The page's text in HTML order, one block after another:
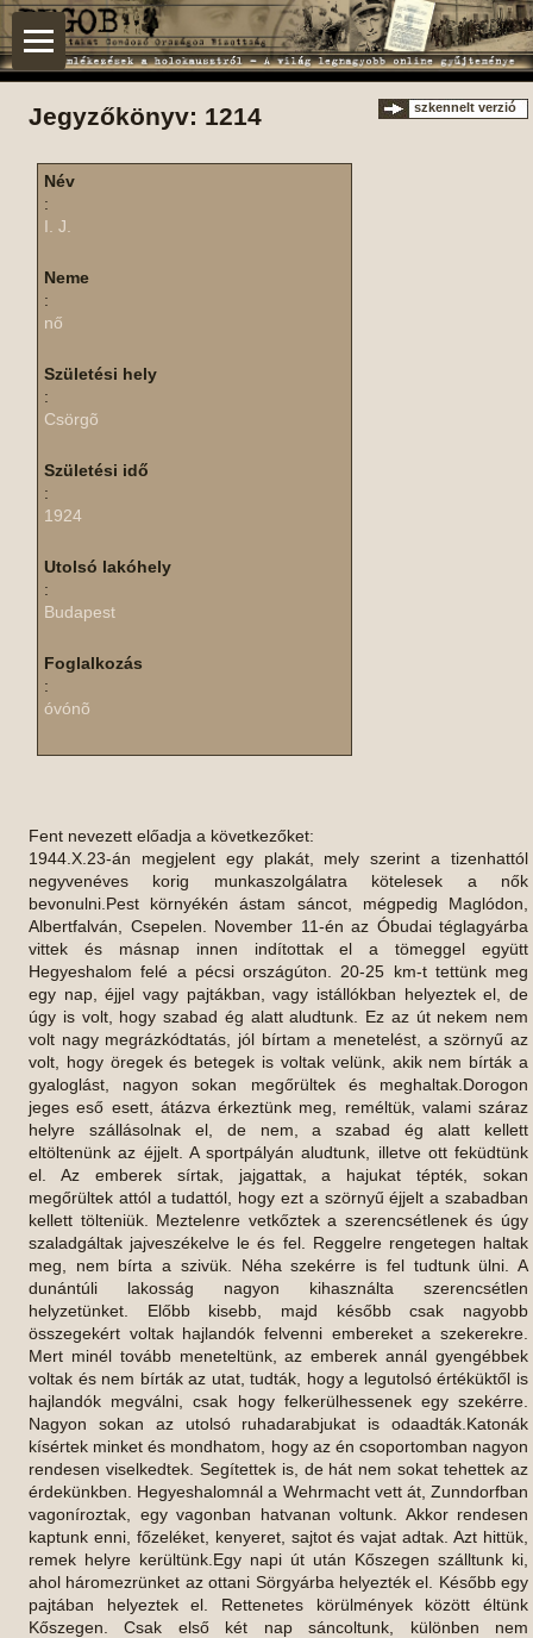
Jegyzőkönyv: 1214 szkennelt verzió
Név
:
I. J.
Neme
:
nő
Születési hely
:
Csörgõ
Születési idő
:
1924
Utolsó lakóhely
:
Budapest
Foglalkozás
:
óvónõ
Fent nevezett előadja a következőket:
1944.X.23-án megjelent egy plakát, mely szerint a tizenhattól
negyvenéves korig munkaszolgálatra kötelesek a nők
bevonulni.Pest környékén ástam sáncot, mégpedig Maglódon,
Albertfalván, Csepelen. November 11-én az Óbudai téglagyárba
vittek és másnap innen indítottak el a tömeggel együtt
Hegyeshalom felé a pécsi országúton. 20-25 km-t tettünk meg
egy nap, éjjel vagy pajtákban, vagy istállókban helyeztek el, de
úgy is volt, hogy szabad ég alatt aludtunk. Ez az út nekem nem
volt nagy megrázkódtatás, jól bírtam a menetelést, a szörnyű az
volt, hogy öregek és betegek is voltak velünk, akik nem bírták a
gyaloglást, nagyon sokan megőrültek és meghaltak.Dorogon
jeges eső esett, átázva érkeztünk meg, reméltük, valami száraz
helyre szállásolnak el, de nem, a szabad ég alatt kellett
eltöltenünk az éjjelt. A sportpályán aludtunk, illetve ott feküdtünk
el. Az emberek sírtak, jajgattak, a hajukat tépték, sokan
megőrültek attól a tudattól, hogy ezt a szörnyű éjjelt a szabadban
kellett tölteniük. Meztelenre vetkőztek a szerencsétlenek és úgy
szaladgáltak jajveszékelve le és fel. Reggelre rengetegen haltak
meg, nem bírta a szivük. Néha szekérre is fel tudtunk ülni. A
dunántúli lakosság nagyon kihasználta szerencsétlen
helyzetünket. Előbb kisebb, majd később csak nagyobb
összegekért voltak hajlandók felvenni embereket a szekerekre.
Mert minél tovább meneteltünk, az emberek annál gyengébbek
voltak és nem bírták az utat, tudták, hogy a legutolsó értéküktől is
hajlandók megválni, csak hogy felkerülhessenek egy szekérre.
Nagyon sokan az utolsó ruhadarabjukat is odaadták.Katonák
kísértek minket és mondhatom, hogy az én csoportomban nagyon
rendesen viselkedtek. Segítettek is, de hát nem sokat tehettek az
érdekünkben. Hegyeshalomnál a Wehrmacht vett át, Zunndorfban
vagoníroztak, egy vagonban hatvanan voltunk. Akkor rendesen
kaptunk enni, főzeléket, kenyeret, sajtot és vajat adtak. Azt hittük,
remek helyre kerültünk.Egy napi út után Kőszegen szálltunk ki,
ahol háromezrünket az ottani Sörgyárba helyezték el. Később egy
pajtában helyeztek el. Rettenetes körülmények között éltünk
Kőszegen. Csak első két nap sáncoltunk, különben nem